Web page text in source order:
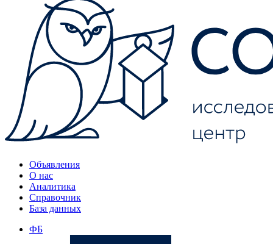
Объявления
О нас
Аналитика
Справочник
База данных
ФБ